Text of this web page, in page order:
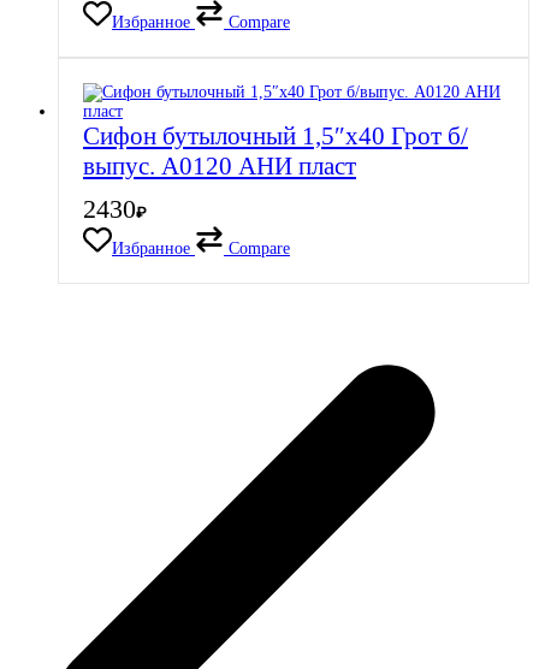
Избранное
Compare
Сифон бутылочный 1,5″х40 Грот б/
выпус. А0120 АНИ пласт
2430₽
Избранное
Compare